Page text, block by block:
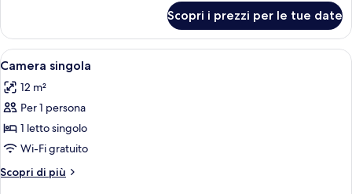
letti
singoli
Economy
con
2
singoli
Scopri i prezzi per le tue date
Apri
tutte
le
foto
per
Camera
singola
Un letto di legno con testiera, un
3
Camera singola
12 m²
Per 1 persona
1 letto singolo
Wi-Fi gratuito
Scopri di più
Altri